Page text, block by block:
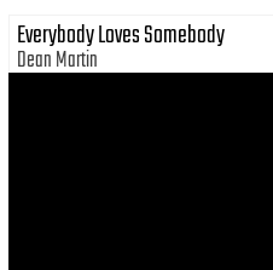
Everybody Loves Somebody
Dean Martin